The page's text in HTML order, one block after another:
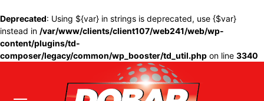
Deprecated: Using ${var} in strings is deprecated, use {$var}
instead in /var/www/clients/client107/web241/web/wp-
content/plugins/td-
composer/legacy/common/wp_booster/td_util.php on line 3340